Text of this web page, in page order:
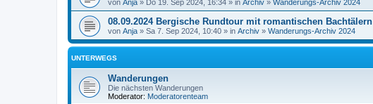
von Anja » Do 19. Sep 2024, 16:34 » in Archiv » Wanderungs-Archiv 2024
08.09.2024 Bergische Rundtour mit romantischen Bachtälern
von Anja » Sa 7. Sep 2024, 10:40 » in Archiv » Wanderungs-Archiv 2024
UNTERWEGS
Wanderungen
Die nächsten Wanderungen
Moderator: Moderatorenteam